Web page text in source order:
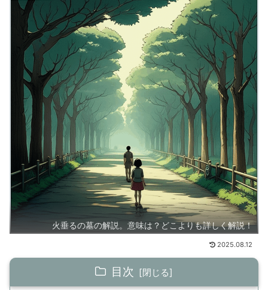
火垂るの墓の解説。意味は？どこよりも詳しく解説！
2025.08.12
目次